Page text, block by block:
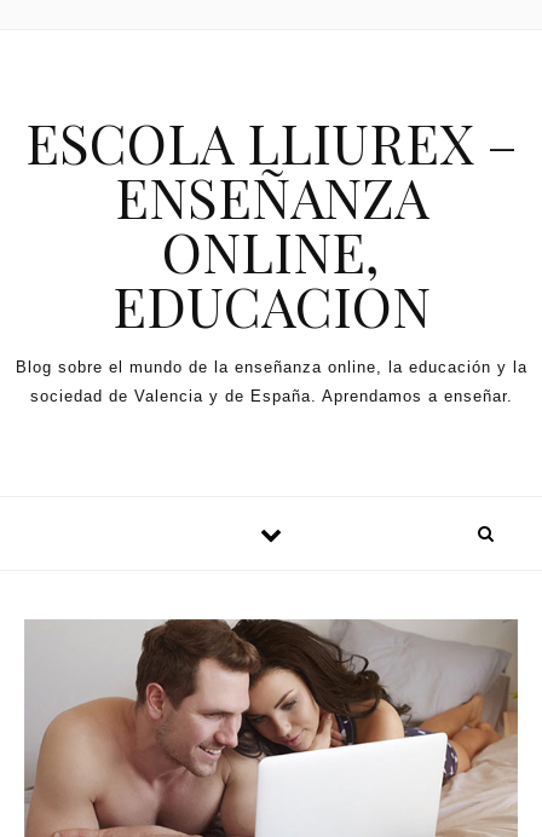
ESCOLA LLIUREX –
ENSEÑANZA
ONLINE,
EDUCACION
Blog sobre el mundo de la enseñanza online, la educación y la
sociedad de Valencia y de España. Aprendamos a enseñar.